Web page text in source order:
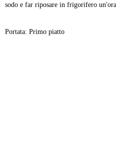
sodo e far riposare in frigorifero
Portata: Primo piatto